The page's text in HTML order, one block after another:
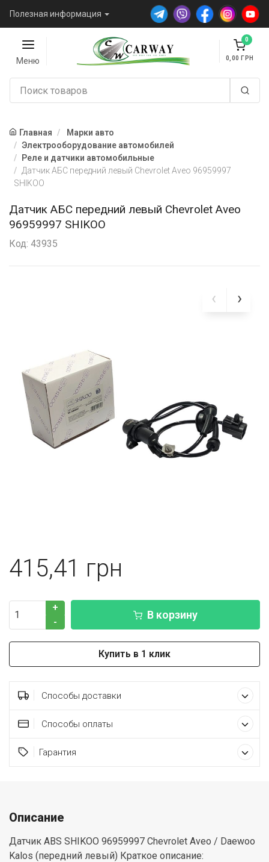
Полезная информация
Меню
0
0,00
Главная
Марки авто
Электрооборудование автомобилей
Реле и датчики автомобильные
Датчик АБС передний левый Chevrolet Aveo 96959997
SHIKOO
Датчик АБС передний левый Chevrolet Aveo
96959997 SHIKOO
Код: 43935
415,41
+
-
В корзину
Купить в 1 клик
Способы доставки
Способы оплаты
Гарантия
Описание
Датчик ABS SHIKOO 96959997 Chevrolet Aveo / Daewoo
Kalos (передний левый) Краткое описание: